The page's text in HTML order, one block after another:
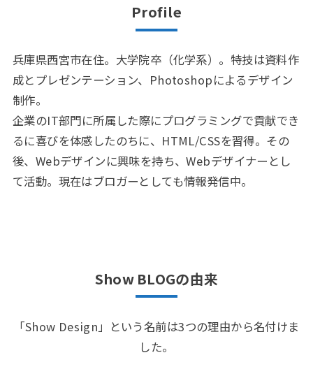
Profile
兵庫県西宮市在住。大学院卒（化学系）。特技は資料作
成とプレゼンテーション、Photoshopによるデザイン
制作。
企業のIT部門に所属した際にプログラミングで貢献でき
るに喜びを体感したのちに、HTML/CSSを習得。その
後、Webデザインに興味を持ち、Webデザイナーとし
て活動。現在はブロガーとしても情報発信中。
Show BLOGの由来
「Show Design」という名前は3つの理由から名付けま
した。